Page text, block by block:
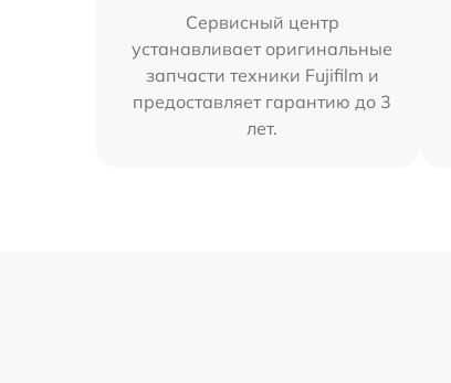
Сервисный центр
устанавливает оригинальные
запчасти техники Fujifilm и
предоставляет гарантию до 3
лет.